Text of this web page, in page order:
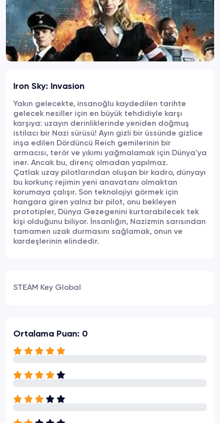
Iron Sky: Invasion
Yakın gelecekte, insanoğlu kaydedilen tarihte
gelecek nesiller için en büyük tehdidiyle karşı
karşıya: uzayın derinliklerinde yeniden doğmuş
istilacı bir Nazi sürüsü! Ayın gizli bir üssünde gizlice
inşa edilen Dördüncü Reich gemilerinin bir
armacısı, terör ve yıkımı yağmalamak için Dünya'ya
iner. Ancak bu, direnç olmadan yapılmaz.
Çatlak uzay pilotlarından oluşan bir kadro, dünyayı
bu korkunç rejimin yeni anavatanı olmaktan
korumaya çalışır. Son teknolojiyi görmek için
hangara giren yalnız bir pilot, onu bekleyen
prototipler, Dünya Gezegenini kurtarabilecek tek
kişi olduğunu biliyor. İnsanlığın, Nazizmin sarısından
tamamen uzak durmasını sağlamak, onun ve
kardeşlerinin elindedir.
STEAM Key Global
Ortalama Puan: 0